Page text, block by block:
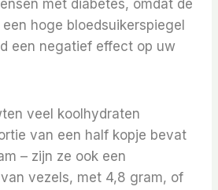
met diabetes, omdat de
hoge bloedsuikerspiegel
een negatief effect op uw
veel koolhydraten
van een half kopje bevat
– zijn ze ook een
vezels, met 4,8 gram, of